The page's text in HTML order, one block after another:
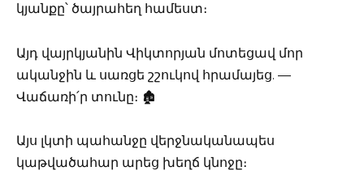
կյանքը՝ ծայրահեղ համեստ։
Այդ վայրկյանին Վիկտորյան մոտեցավ մոր
ականջին և սառցե շշուկով հրամայեց. —
Վաճառի՛ր տունը։ 🏚️
Այս լկտի պահանջը վերջնականապես
կաթվածահար արեց խեղճ կնոջը։